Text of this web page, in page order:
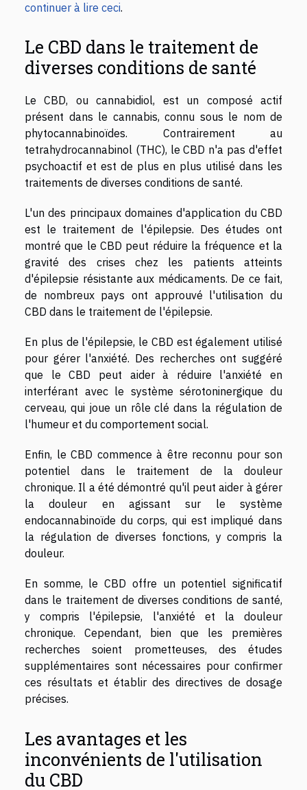
continuer à lire ceci.
Le CBD dans le traitement de
diverses conditions de santé
Le CBD, ou cannabidiol, est un composé actif
présent dans le cannabis, connu sous le nom de
phytocannabinoïdes. Contrairement au
tetrahydrocannabinol (THC), le CBD n'a pas d'effet
psychoactif et est de plus en plus utilisé dans les
traitements de diverses conditions de santé.
L'un des principaux domaines d'application du CBD
est le traitement de l'épilepsie. Des études ont
montré que le CBD peut réduire la fréquence et la
gravité des crises chez les patients atteints
d'épilepsie résistante aux médicaments. De ce fait,
de nombreux pays ont approuvé l'utilisation du
CBD dans le traitement de l'épilepsie.
En plus de l'épilepsie, le CBD est également utilisé
pour gérer l'anxiété. Des recherches ont suggéré
que le CBD peut aider à réduire l'anxiété en
interférant avec le système sérotoninergique du
cerveau, qui joue un rôle clé dans la régulation de
l'humeur et du comportement social.
Enfin, le CBD commence à être reconnu pour son
potentiel dans le traitement de la douleur
chronique. Il a été démontré qu'il peut aider à gérer
la douleur en agissant sur le système
endocannabinoïde du corps, qui est impliqué dans
la régulation de diverses fonctions, y compris la
douleur.
En somme, le CBD offre un potentiel significatif
dans le traitement de diverses conditions de santé,
y compris l'épilepsie, l'anxiété et la douleur
chronique. Cependant, bien que les premières
recherches soient prometteuses, des études
supplémentaires sont nécessaires pour confirmer
ces résultats et établir des directives de dosage
précises.
Les avantages et les
inconvénients de l'utilisation
du CBD